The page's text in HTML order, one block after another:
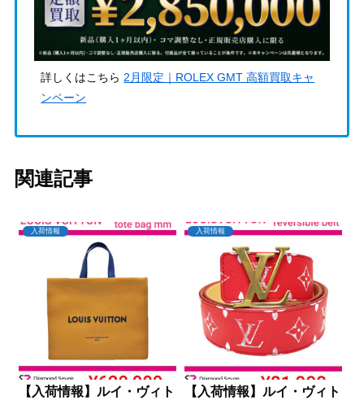
詳しくはこちら 2月限定｜ROLEX GMT 高額買取キャ
ンペーン
関連記事
入荷情報
【入荷情報】ルイ・ヴィト
入荷情報
【入荷情報】ルイ・ヴィト